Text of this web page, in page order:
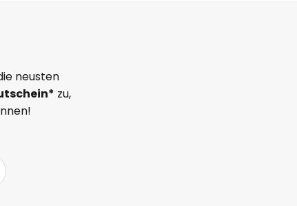
neusten
zu,